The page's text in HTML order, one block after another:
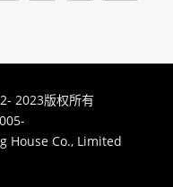
2023版权所有
House Co., Limited